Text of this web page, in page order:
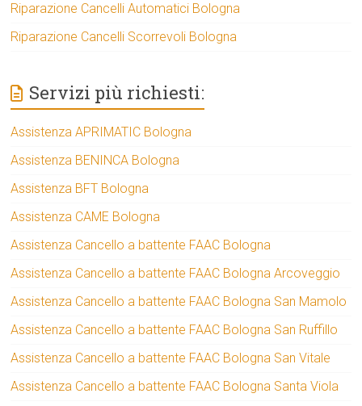
Riparazione Cancelli Automatici Bologna
Riparazione Cancelli Scorrevoli Bologna
Servizi più richiesti:
Assistenza APRIMATIC Bologna
Assistenza BENINCA Bologna
Assistenza BFT Bologna
Assistenza CAME Bologna
Assistenza Cancello a battente FAAC Bologna
Assistenza Cancello a battente FAAC Bologna Arcoveggio
Assistenza Cancello a battente FAAC Bologna San Mamolo
Assistenza Cancello a battente FAAC Bologna San Ruffillo
Assistenza Cancello a battente FAAC Bologna San Vitale
Assistenza Cancello a battente FAAC Bologna Santa Viola